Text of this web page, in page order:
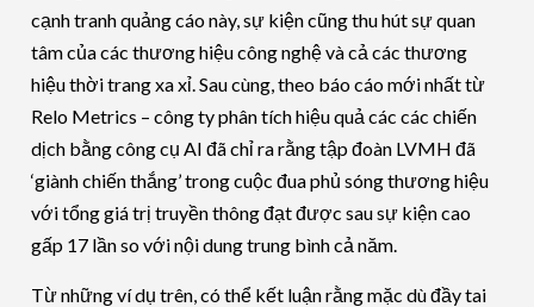
cạnh tranh quảng cáo này, sự kiện cũng thu hút sự quan
tâm của các thương hiệu công nghệ và cả các thương
hiệu thời trang xa xỉ. Sau cùng, theo báo cáo mới nhất từ
Relo Metrics – công ty phân tích hiệu quả các các chiến
dịch bằng công cụ AI đã chỉ ra rằng tập đoàn LVMH đã
‘giành chiến thắng’ trong cuộc đua phủ sóng thương hiệu
với tổng giá trị truyền thông đạt được sau sự kiện cao
gấp 17 lần so với nội dung trung bình cả năm.
Từ những ví dụ trên, có thể kết luận rằng mặc dù đầy tai